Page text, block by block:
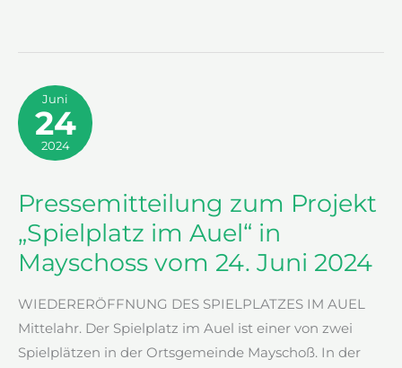
Juni
24
2024
Pressemitteilung zum Projekt
„Spielplatz im Auel“ in
Mayschoss vom 24. Juni 2024
WIEDERERÖFFNUNG DES SPIELPLATZES IM AUEL
Mittelahr. Der Spielplatz im Auel ist einer von zwei
Spielplätzen in der Ortsgemeinde Mayschoß. In der